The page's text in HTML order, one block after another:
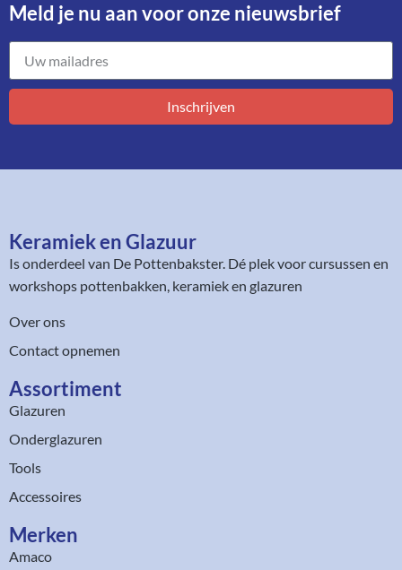
Meld je nu aan voor onze nieuwsbrief​
Inschrijven
Keramiek en Glazuur​
Is onderdeel van De Pottenbakster. Dé plek voor cursussen en
workshops pottenbakken, keramiek en glazuren
Over ons
Contact opnemen
Assortiment​
Glazuren
Onderglazuren
Tools
Accessoires
Merken
Amaco